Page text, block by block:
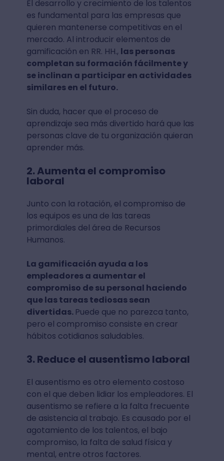
El desarrollo y crecimiento de los talentos
es fundamental para las empresas que
quieren mantenerse competitivas en el
mercado. Al introducir elementos de
gamificación en RR. HH., las personas
completan su formación fácilmente y
se inclinan a participar en actividades
similares en el futuro.
Sin duda, hacer que el proceso de
aprendizaje sea más divertido hará que las
personas clave de tu organización quieran
aprender más.
2. Aumenta el compromiso
laboral
Junto con la rotación, el compromiso de
los equipos es una de las tareas
primordiales del área de Recursos
Humanos.
La gamificación ayuda a los
empleadores a aumentar el
compromiso de su personal haciendo
que las tareas tediosas sean
divertidas. Puede que no parezca tanto,
pero el compromiso consiste en crear
hábitos cotidianos saludables.
3. Reduce el ausentismo laboral
El ausentismo es otro elemento costoso
con el que deben lidiar los empleadores. El
ausentismo se refiere a la falta frecuente
de asistencia al trabajo. Es causado por el
agotamiento de los talentos, el bajo
compromiso, la falta de salud física y
mental, entre otros factores.